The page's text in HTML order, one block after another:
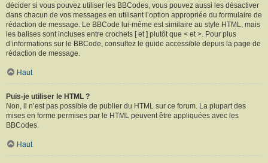
décider si vous pouvez utiliser les BBCodes, vous pouvez aussi les désactiver
dans chacun de vos messages en utilisant l’option appropriée du formulaire de
rédaction de message. Le BBCode lui-même est similaire au style HTML, mais
les balises sont incluses entre crochets [ et ] plutôt que < et >. Pour plus
d’informations sur le BBCode, consultez le guide accessible depuis la page de
rédaction de message.
Haut
Puis-je utiliser le HTML ?
Non, il n’est pas possible de publier du HTML sur ce forum. La plupart des
mises en forme permises par le HTML peuvent être appliquées avec les
BBCodes.
Haut